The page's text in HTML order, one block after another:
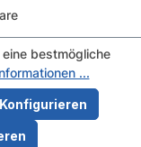
bestmögliche
...
Konfigurieren